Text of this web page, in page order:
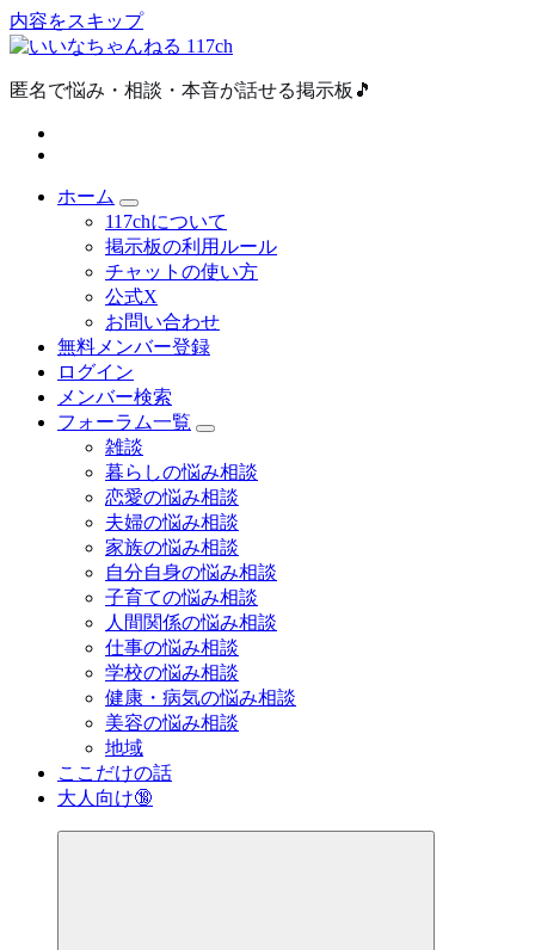
内容をスキップ
匿名で悩み・相談・本音が話せる掲示板🎵
ホーム
117chについて
掲示板の利用ルール
チャットの使い方
公式X
お問い合わせ
無料メンバー登録
ログイン
メンバー検索
フォーラム一覧
雑談
暮らしの悩み相談
恋愛の悩み相談
夫婦の悩み相談
家族の悩み相談
自分自身の悩み相談
子育ての悩み相談
人間関係の悩み相談
仕事の悩み相談
学校の悩み相談
健康・病気の悩み相談
美容の悩み相談
地域
ここだけの話
大人向け🔞